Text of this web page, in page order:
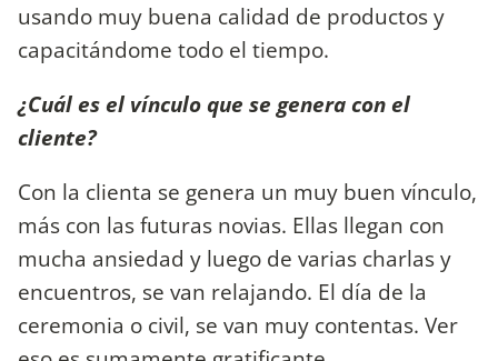
usando muy buena calidad de productos y
capacitándome todo el tiempo.
¿Cuál es el vínculo que se genera con el
cliente?
Con la clienta se genera un muy buen vínculo,
más con las futuras novias. Ellas llegan con
mucha ansiedad y luego de varias charlas y
encuentros, se van relajando. El día de la
ceremonia o civil, se van muy contentas. Ver